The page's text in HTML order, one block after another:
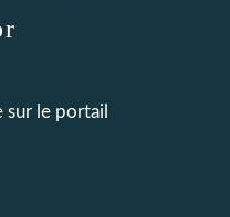
sur le portail